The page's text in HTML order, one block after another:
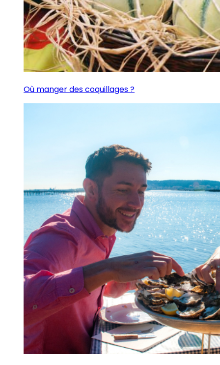
Où manger des coquillages ?